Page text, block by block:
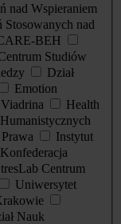
nad Wspieraniem
Stosowanych nad
BEH
Studiów
Dział
Emotion
Health
Instytut
Konfederacja
Centrum
Uniwersytet
Nauk